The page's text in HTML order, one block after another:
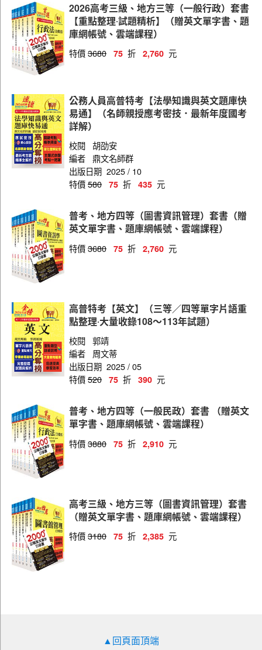
電信工程
圖書資訊管理
機械工程
土木工程
水利工程
保育人員
戶政
金融保險
勞工行政
申論題答題技巧範例及空白試卷
國文追分技巧答題範例及空白試卷
2026高考三級、地方三等（一般行政）套書
【重點整理‧試題精析】（贈英文單字書、題
庫網帳號、雲端課程）
特價3680 75 折 2,760 元
公務人員高普特考【法學知識與英文題庫快
易通】（名師親授應考密技．最新年度國考
詳解）
校閱 胡劭安
編者 鼎文名師群
出版日期 2025 / 10
特價580 75 折 435 元
普考、地方四等（圖書資訊管理）套書（贈
英文單字書、題庫網帳號、雲端課程）
特價3680 75 折 2,760 元
高普特考【英文】（三等／四等單字片語重
點整理‧大量收錄108～113年試題）
校閱 郭靖
編者
周文蒂
出版日期 2025 / 05
特價520 75 折 390 元
普考、地方四等（一般民政）套書 （贈英文
單字書、題庫網帳號、雲端課程）
特價3880 75 折 2,910 元
高考三級、地方三等（圖書資訊管理）套書
（贈英文單字書、題庫網帳號、雲端課程）
特價3180 75 折 2,385 元
▲回頁面頂端